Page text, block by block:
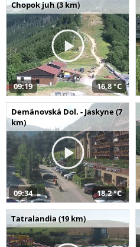
Chopok juh (3 km)
09:19 16,8 °C
Demänovská Dol. - Jaskyne (7
km)
09:34 18,2 °C
Tatralandia (19 km)